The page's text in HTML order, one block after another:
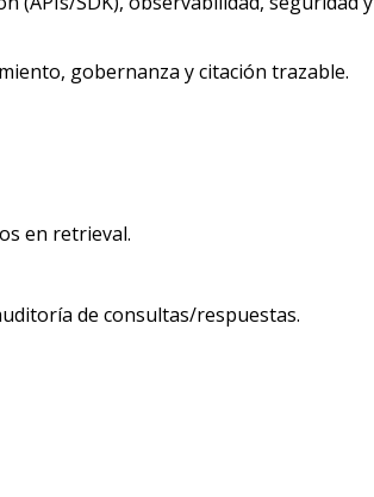
gobernanza y citación trazable.
en retrieval.
de consultas/respuestas.